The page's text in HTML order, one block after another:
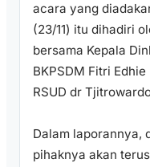
acara yang
(23/11) itu dihadiri
bersama Kepala
BKPSDM Fitri
RSUD dr
Dalam laporannya,
pihaknya akan